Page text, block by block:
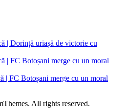
| Dorință uriașă de victorie cu
| FC Botoșani merge cu un moral
| FC Botoșani merge cu un moral
All rights reserved.